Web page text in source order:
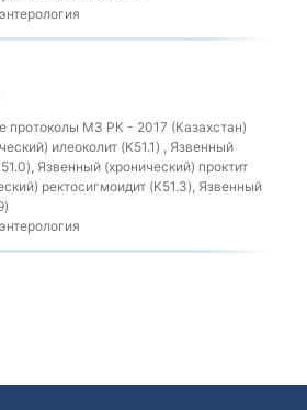
протоколы МЗ РК - 2017 (Казахстан)
илеоколит (K51.1) , Язвенный
Язвенный (хронический) проктит
ректосигмоидит (K51.3), Язвенный